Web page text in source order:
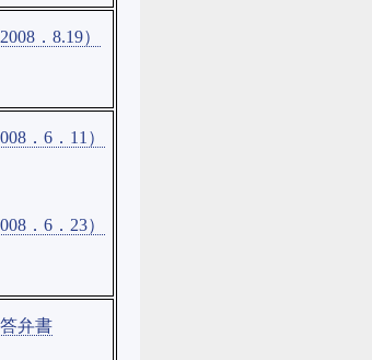
．8.19）
．6．11）
．6．23）
弁書